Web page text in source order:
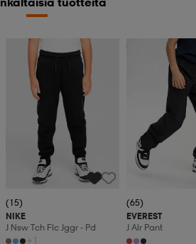
(15)
NIKE
J Nsw Tch Flc Jggr - Pd
+1
Kampanja -25%
(65)
EVEREST
J Alr Pant